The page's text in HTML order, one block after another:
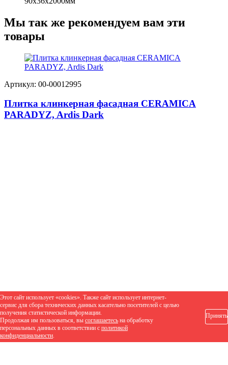
Мы так же рекомендуем вам эти
товары
Артикул: 00-00012995
Плитка клинкерная фасадная CERAMICA
PARADYZ, Ardis Dark
Этот сайт использует «cookies». Также сайт использует интернет-
сервис для сбора технических данных касательно посетителей с целью
получения статистической информации.
Продолжая им пользоваться, вы соглашаетесь на обработку
персональных данных в соответствии с политикой
конфиденциальности.
Принять